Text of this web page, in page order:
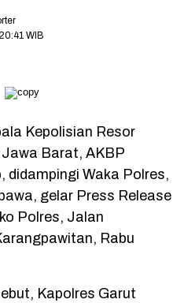
WIB
Kepolisian Resor
Barat, AKBP
didampingi Waka Polres,
gelar Press Release
Polres, Jalan
Rabu
Kapolres Garut